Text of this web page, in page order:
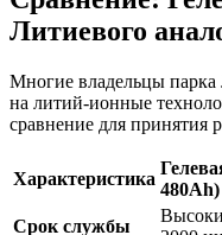
Литиевого
Многие владельцы парка
на литий-ионные
сравнение для принятия
Характеристика
480Ah)
Срок службы